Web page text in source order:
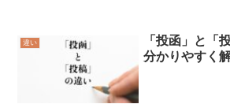
違い
「投函」と「
分かりやすく